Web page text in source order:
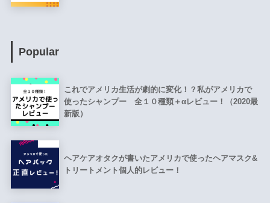
Popular
これでアメリカ生活が劇的に変化！？私がアメリカで
使ったシャンプー 全１０種類＋αレビュー！（2020最
新版）
ヘアケアオタクが書いたアメリカで使ったヘアマスク&
トリートメント個人的レビュー！